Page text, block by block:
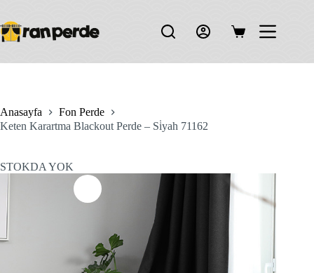
content
Shopping
Anasayfa
Fon Perde
Keten Karartma Blackout Perde – Si̇yah 71162
STOKDA YOK